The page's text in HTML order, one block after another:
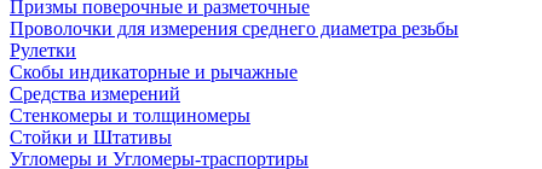
Призмы поверочные и разметочные
Проволочки для измерения среднего диаметра резьбы
Рулетки
Скобы индикаторные и рычажные
Средства измерений
Стенкомеры и толщиномеры
Стойки и Штативы
Угломеры и Угломеры-траспортиры